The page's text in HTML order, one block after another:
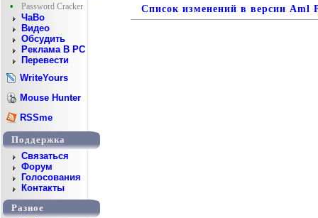
•
Password Cracker
ЧаВо
Видео
Обсудить
Реклама В PC
Перевести
WriteYours
Mouse Hunter
RSSme
Поддержка
Cвязаться
Форум
Голосования
Контакты
Разное
Список изменений в версии Aml